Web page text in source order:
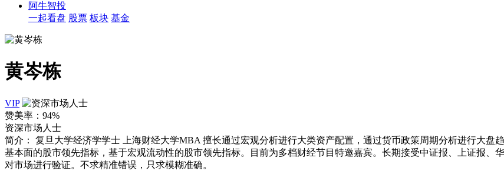
阿牛智投
一起看盘 股票 板块 基金
黄岑栋
VIP
赞美率： 94%
资深市场人士
简介：
复旦大学经济学学士 上海财经大学MBA 擅长通过宏观分析进行大类资产配置，通过货币政策周期分析进行大盘
基本面的股市领先指标，基于宏观流动性的股市领先指标。目前为多档财经节目特邀嘉宾。长期接受中证报、上证报、
对市场进行验证。不求精准错误，只求模糊准确。